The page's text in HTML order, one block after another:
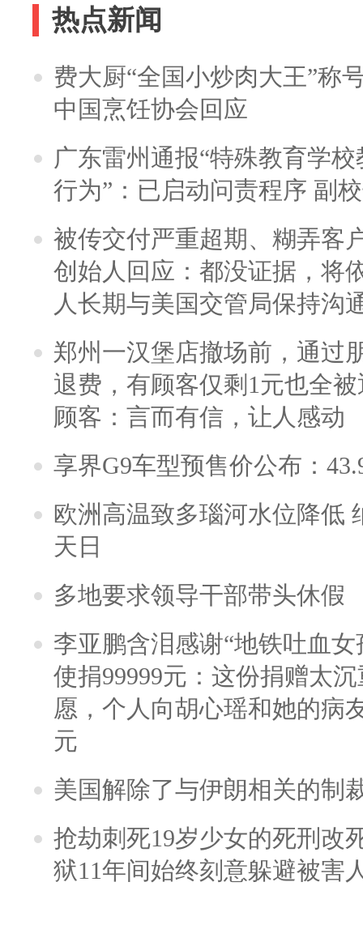
热点新闻
费大厨“全国小炒肉大王”称
中国烹饪协会回应
广东雷州通报“特殊教育学
行为”：已启动问责程序 副
被传交付严重超期、糊弄客
创始人回应：都没证据，将
人长期与美国交管局保持沟
郑州一汉堡店撤场前，通过
退费，有顾客仅剩1元也全
顾客：言而有信，让人感动
享界G9车型预售价公布：
欧洲高温致多瑙河水位降低
天日
多地要求领导干部带头休假
李亚鹏含泪感谢“地铁吐血
使捐99999元：这份捐赠太
愿，个人向胡心瑶和她的病
元
美国解除了与伊朗相关的制
抢劫刺死19岁少女的死刑改
狱11年间始终刻意躲避被害